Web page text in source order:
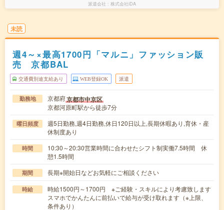
派遣会社 株式会社iDA
未読
週4～×最高1700円「マルニ」ファッション販
売 京都BAL
交通費別途支給あり WEB登録OK 派遣
勤務地 京都府京都市中京区
京都河原町駅から徒歩7分
曜日頻度
週5日勤務,週4日勤務,休日120日以上,長期休暇あり,育休・産
休制度あり
時間
10:30～20:30営業時間に合わせたシフト制実働7.5時間 休
憩1.5時間
期間 長期※開始日などお気軽にご相談ください
時給
時給1500円～1700円 ※ご経験・スキルにより考慮致します
スマホでかんたんに前払いで給与が受け取れます（※上限、
条件あり）